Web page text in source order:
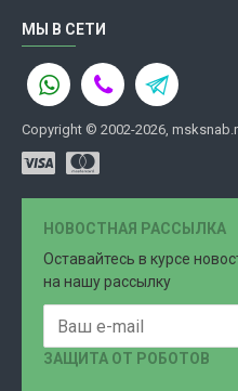
МЫ В СЕТИ
Copyright © 2002-2026,
НОВОСТНАЯ РАССЫЛКА
Оставайтесь в курсе
на нашу рассылку
ЗАЩИТА ОТ РОБОТОВ